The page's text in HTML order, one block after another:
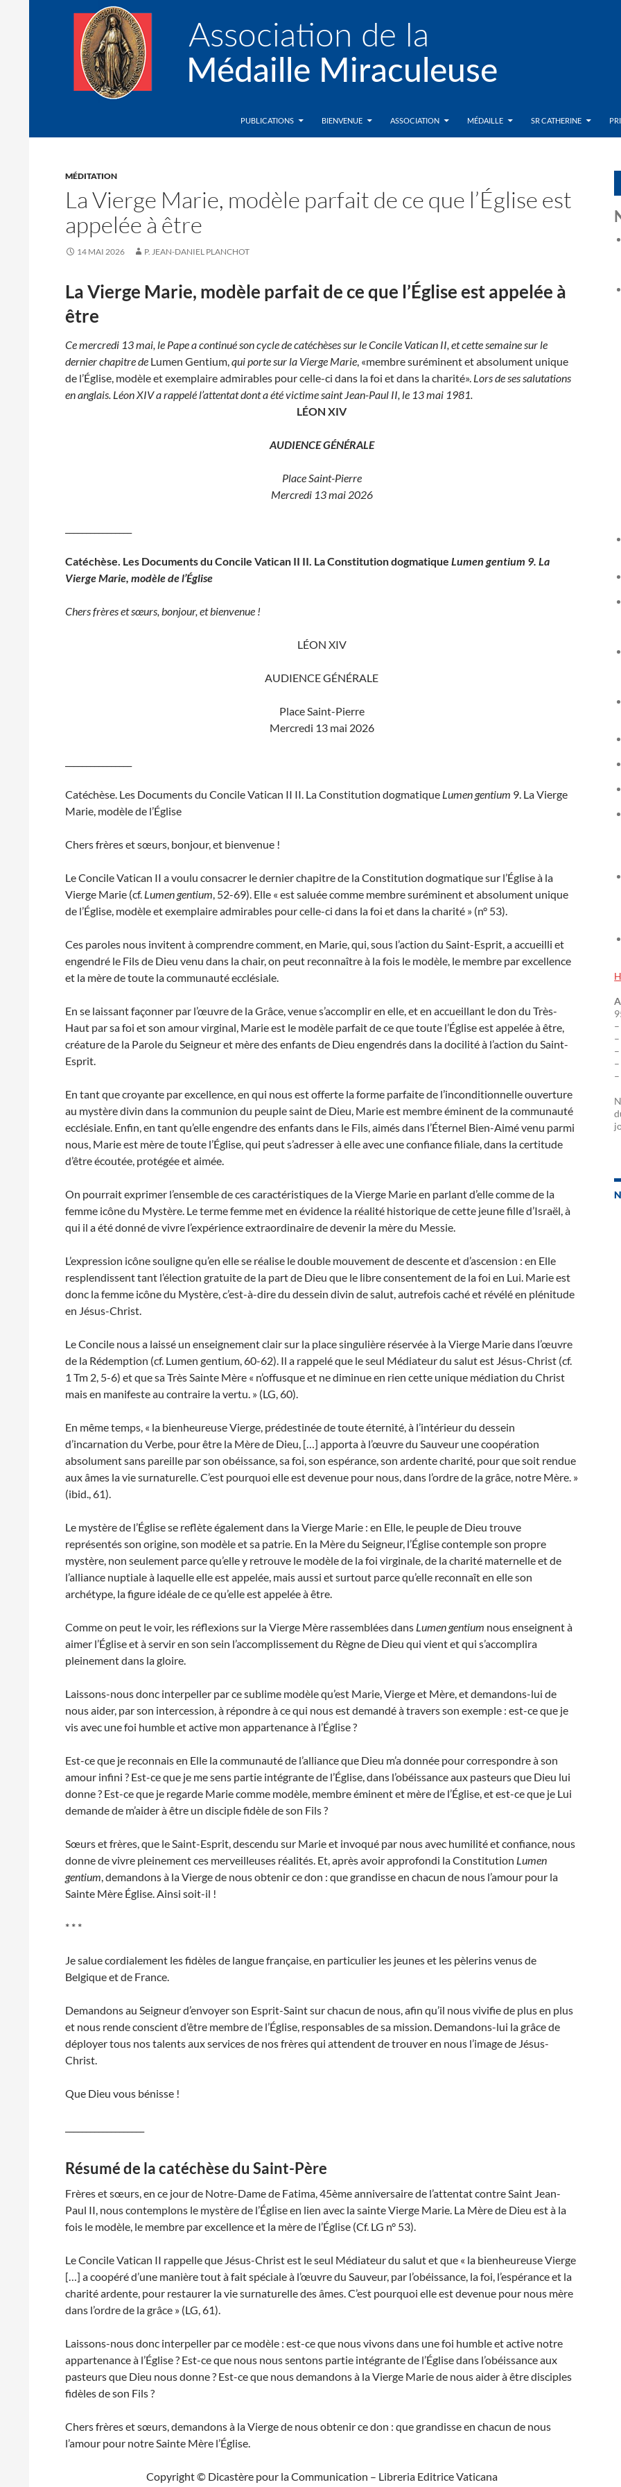
Association de la Médaille MiraculeusePUBLICATIONS BIENVENUE ASSOCIATION MÉDAILLE SR CATHERINE
MÉDITATION
La Vierge Marie, modèle parfait de ce que l’Église est
appelée à être
14 MAI 2026 P. JEAN-DANIEL PLANCHOT
La Vierge Marie, modèle parfait de ce que l’Église est appelée à
être
Ce mercredi 13 mai, le Pape a continué son cycle de catéchèses sur le Concile Vatican II, et cette semaine sur le
dernier chapitre de Lumen Gentium,qui porte sur la Vierge Marie, «membre suréminent et absolument unique
de l’Église, modèle et exemplaire admirables pour celle-ci dans la foi et dans la charité». Lors de ses salutations
en anglais. Léon XIV a rappelé l’attentat dont a été victime saint Jean-Paul II, le 13 mai 1981.
LÉON XIV
AUDIENCE GÉNÉRALE
Place Saint-Pierre
Mercredi 13 mai 2026
Catéchèse. Les Documents du Concile Vatican II II. La Constitution dogmatiqueLumengentium 9. La
Vierge Marie, modèle de l’Église
Chers frères et sœurs, bonjour, et bienvenue !
LÉON XIV
AUDIENCE GÉNÉRALE
Place Saint-Pierre
Mercredi 13 mai 2026
Catéchèse. Les Documents du Concile Vatican II II. La Constitution dogmatique Lumen gentium 9. La Vierge
Marie, modèle de l’Église
Chers frères et sœurs, bonjour, et bienvenue !
Le Concile Vatican II a voulu consacrer le dernier chapitre de la Constitution dogmatique sur l’Église à la
Vierge Marie (cf. Lumen gentium, 52-69). Elle « est saluée comme membre suréminent et absolument unique
de l’Église, modèle et exemplaire admirables pour celle-ci dans la foi et dans la charité » (n° 53).
Ces paroles nous invitent à comprendre comment, en Marie, qui, sous l’action du Saint-Esprit, a accueilli et
engendré le Fils de Dieu venu dans la chair, on peut reconnaître à la fois le modèle, le membre par excellence
et la mère de toute la communauté ecclésiale.
En se laissant façonner par l’œuvre de la Grâce, venue s’accomplir en elle, et en accueillant le don du Très-
Haut par sa foi et son amour virginal, Marie est le modèle parfait de ce que toute l’Église est appelée à être,
créature de la Parole du Seigneur et mère des enfants de Dieu engendrés dans la docilité à l’action du Saint-
Esprit.
En tant que croyante par excellence, en qui nous est offerte la forme parfaite de l’inconditionnelle ouverture
au mystère divin dans la communion du peuple saint de Dieu, Marie est membre éminent de la communauté
ecclésiale. Enfin, en tant qu’elle engendre des enfants dans le Fils, aimés dans l’Éternel Bien-Aimé venu parmi
nous, Marie est mère de toute l’Église, qui peut s’adresser à elle avec une confiance filiale, dans la certitude
d’être écoutée, protégée et aimée.
On pourrait exprimer l’ensemble de ces caractéristiques de la Vierge Marie en parlant d’elle comme de la
femme icône du Mystère. Le terme femme met en évidence la réalité historique de cette jeune fille d’Israël, à
qui il a été donné de vivre l’expérience extraordinaire de devenir la mère du Messie.
L’expression icône souligne qu’en elle se réalise le double mouvement de descente et d’ascension : en Elle
resplendissent tant l’élection gratuite de la part de Dieu que le libre consentement de la foi en Lui. Marie est
donc la femme icône du Mystère, c’est-à-dire du dessein divin de salut, autrefois caché et révélé en plénitude
en Jésus-Christ.
Le Concile nous a laissé un enseignement clair sur la place singulière réservée à la Vierge Marie dans l’œuvre
de la Rédemption (cf. Lumen gentium, 60-62). Il a rappelé que le seul Médiateur du salut est Jésus-Christ (cf.
1 Tm 2, 5-6) et que sa Très Sainte Mère « n’offusque et ne diminue en rien cette unique médiation du Christ
mais en manifeste au contraire la vertu. » (LG, 60).
En même temps, « la bienheureuse Vierge, prédestinée de toute éternité, à l’intérieur du dessein
d’incarnation du Verbe, pour être la Mère de Dieu, […] apporta à l’œuvre du Sauveur une coopération
absolument sans pareille par son obéissance, sa foi, son espérance, son ardente charité, pour que soit rendue
aux âmes la vie surnaturelle. C’est pourquoi elle est devenue pour nous, dans l’ordre de la grâce, notre Mère. »
(ibid., 61).
Le mystère de l’Église se reflète également dans la Vierge Marie : en Elle, le peuple de Dieu trouve
représentés son origine, son modèle et sa patrie. En la Mère du Seigneur, l’Église contemple son propre
mystère, non seulement parce qu’elle y retrouve le modèle de la foi virginale, de la charité maternelle et de
l’alliance nuptiale à laquelle elle est appelée, mais aussi et surtout parce qu’elle reconnaît en elle son
archétype, la figure idéale de ce qu’elle est appelée à être.
Comme on peut le voir, les réflexions sur la Vierge Mère rassemblées dans Lumen gentium nous enseignent à
aimer l’Église et à servir en son sein l’accomplissement du Règne de Dieu qui vient et qui s’accomplira
pleinement dans la gloire.
Laissons-nous donc interpeller par ce sublime modèle qu’est Marie, Vierge et Mère, et demandons-lui de
nous aider, par son intercession, à répondre à ce qui nous est demandé à travers son exemple : est-ce que je
vis avec une foi humble et active mon appartenance à l’Église ?
Est-ce que je reconnais en Elle la communauté de l’alliance que Dieu m’a donnée pour correspondre à son
amour infini ? Est-ce que je me sens partie intégrante de l’Église, dans l’obéissance aux pasteurs que Dieu lui
donne ? Est-ce que je regarde Marie comme modèle, membre éminent et mère de l’Église, et est-ce que je Lui
demande de m’aider à être un disciple fidèle de son Fils ?
Sœurs et frères, que le Saint-Esprit, descendu sur Marie et invoqué par nous avec humilité et confiance, nous
donne de vivre pleinement ces merveilleuses réalités. Et, après avoir approfondi la Constitution Lumen
gentium, demandons à la Vierge de nous obtenir ce don : que grandisse en chacun de nous l’amour pour la
Sainte Mère Église. Ainsi soit-il !
* * *
Je salue cordialement les fidèles de langue française, en particulier les jeunes et les pèlerins venus de
Belgique et de France.
Demandons au Seigneur d’envoyer son Esprit-Saint sur chacun de nous, afin qu’il nous vivifie de plus en plus
et nous rende conscient d’être membre de l’Église, responsables de sa mission. Demandons-lui la grâce de
déployer tous nos talents aux services de nos frères qui attendent de trouver en nous l’image de Jésus-
Christ.
Que Dieu vous bénisse !
Résumé de la catéchèse du Saint-Père
Frères et sœurs, en ce jour de Notre-Dame de Fatima, 45ème anniversaire de l’attentat contre Saint Jean-
Paul II, nous contemplons le mystère de l’Église en lien avec la sainte Vierge Marie. La Mère de Dieu est à la
fois le modèle, le membre par excellence et la mère de l’Église (Cf. LG n° 53).
Le Concile Vatican II rappelle que Jésus-Christ est le seul Médiateur du salut et que « la bienheureuse Vierge
[…] a coopéré d’une manière tout à fait spéciale à l’œuvre du Sauveur, par l’obéissance, la foi, l’espérance et la
charité ardente, pour restaurer la vie surnaturelle des âmes. C’est pourquoi elle est devenue pour nous mère
dans l’ordre de la grâce » (LG, 61).
Laissons-nous donc interpeller par ce modèle : est-ce que nous vivons dans une foi humble et active notre
appartenance à l’Église ? Est-ce que nous nous sentons partie intégrante de l’Église dans l’obéissance aux
pasteurs que Dieu nous donne ? Est-ce que nous demandons à la Vierge Marie de nous aider à être disciples
fidèles de son Fils ?
Chers frères et sœurs, demandons à la Vierge de nous obtenir ce don : que grandisse en chacun de nous
l’amour pour notre Sainte Mère l’Église.
Copyright © Dicastère pour la Communication – Libreria Editrice Vaticana